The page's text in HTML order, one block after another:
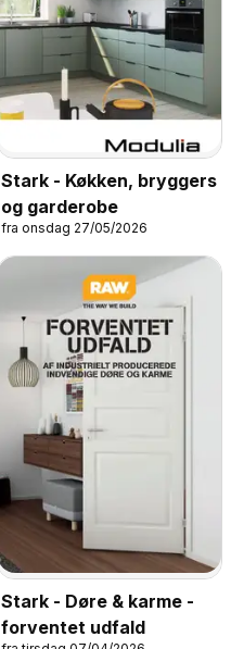
Stark - Køkken, bryggers
og garderobe
fra onsdag 27/05/2026
Stark - Døre & karme -
forventet udfald